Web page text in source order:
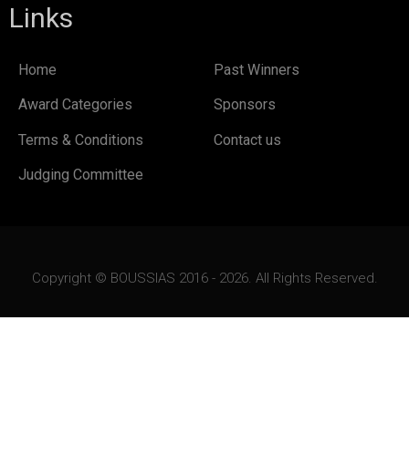
Links
Home
Award Categories
Terms & Conditions
Judging Committee
Past Winners
Sponsors
Contact us
Copyright © BOUSSIAS 2016 - 2026. All Rights Reserved.